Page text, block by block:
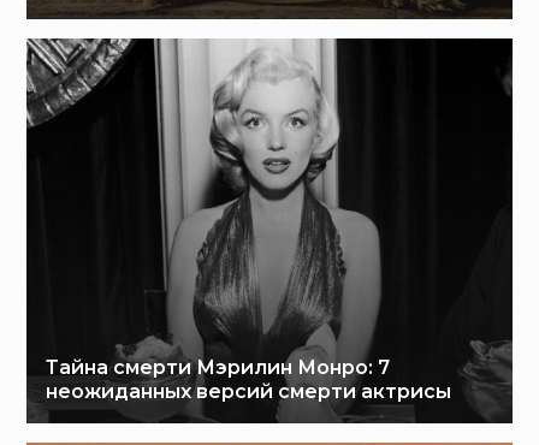
Тайна смерти Мэрилин Монро: 7
неожиданных версий смерти актрисы